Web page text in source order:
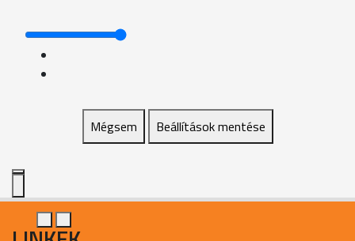
Mégsem Beállítások mentése